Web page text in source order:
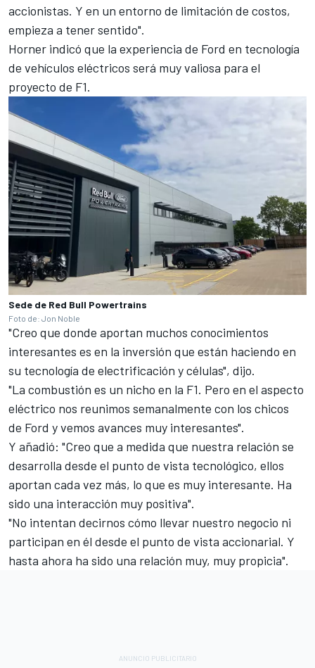
accionistas. Y en un entorno de limitación de costos,
empieza a tener sentido".
Horner indicó que la experiencia de Ford en tecnología
de vehículos eléctricos será muy valiosa para el
proyecto de F1.
Sede de Red Bull Powertrains
Foto de: Jon Noble
"Creo que donde aportan muchos conocimientos
interesantes es en la inversión que están haciendo en
su tecnología de electrificación y células", dijo.
"La combustión es un nicho en la F1. Pero en el aspecto
eléctrico nos reunimos semanalmente con los chicos
de Ford y vemos avances muy interesantes".
Y añadió: "Creo que a medida que nuestra relación se
desarrolla desde el punto de vista tecnológico, ellos
aportan cada vez más, lo que es muy interesante. Ha
sido una interacción muy positiva".
"No intentan decirnos cómo llevar nuestro negocio ni
participan en él desde el punto de vista accionarial. Y
hasta ahora ha sido una relación muy, muy propicia".